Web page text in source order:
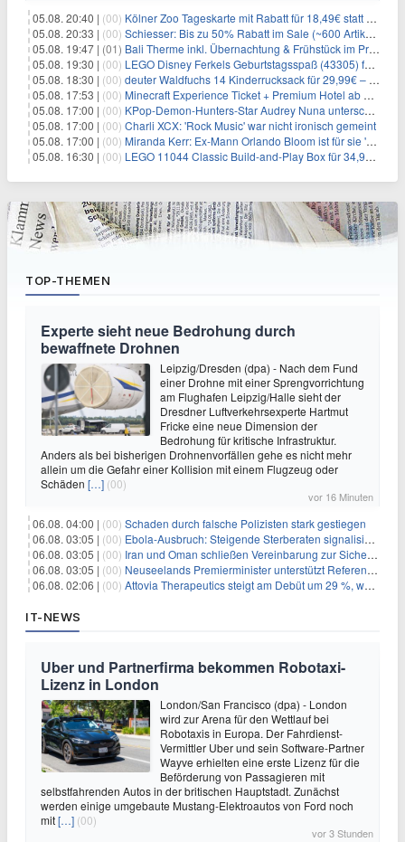
05.08. 20:40 | (00) Kölner Zoo Tageskarte mit Rabatt für 18,49€ statt 29,50€ – einlösbar bis Dezember
05.08. 20:33 | (00) Schiesser: Bis zu 50% Rabatt im Sale (~600 Artikel zur Auswahl)
05.08. 19:47 | (01) Bali Therme inkl. Übernachtung & Frühstück im Premium Hotel (Bad Oeynhausen) ab 89€ p.P.
05.08. 19:30 | (00) LEGO Disney Ferkels Geburtstagsspaß (43305) für 29,10€
05.08. 18:30 | (00) deuter Waldfuchs 14 Kinderrucksack für 29,99€ – Amber-maple
05.08. 17:53 | (00) Minecraft Experience Ticket + Premium Hotel ab 59€ p.P.
05.08. 17:00 | (00) KPop-Demon-Hunters-Star Audrey Nuna unterschreibt bei Republic Records
05.08. 17:00 | (00) Charli XCX: 'Rock Music' war nicht ironisch gemeint
05.08. 17:00 | (00) Miranda Kerr: Ex-Mann Orlando Bloom ist für sie 'wie ein Bruder'
05.08. 16:30 | (00) LEGO 11044 Classic Build-and-Play Box für 34,99€ – 750 Teile
TOP-THEMEN
Experte sieht neue Bedrohung durch
bewaffnete Drohnen
Leipzig/Dresden (dpa) - Nach dem Fund
einer Drohne mit einer Sprengvorrichtung
am Flughafen Leipzig/Halle sieht der
Dresdner Luftverkehrsexperte Hartmut
Fricke eine neue Dimension der
Bedrohung für kritische Infrastruktur.
Anders als bei bisherigen Drohnenvorfällen gehe es nicht mehr
allein um die Gefahr einer Kollision mit einem Flugzeug oder
Schäden […] (00)
vor 16 Minuten
06.08. 04:00 | (00) Schaden durch falsche Polizisten stark gestiegen
06.08. 03:05 | (00) Ebola-Ausbruch: Steigende Sterberaten signalisieren dringenden Bedarf an verbesserter Gesundheitsinfrastruktur
06.08. 03:05 | (00) Iran und Oman schließen Vereinbarung zur Sicherung des Schiffsverkehrs durch die Straße von Hormuz
06.08. 03:05 | (00) Neuseelands Premierminister unterstützt Referendum über das Wahlsystem: Ein Schritt in Richtung verbesserter demokratischer Beteiligung
06.08. 02:06 | (00) Attovia Therapeutics steigt am Debüt um 29 %, was starkes Investorenvertrauen in biotechnologische Innovation signalisiert
IT-NEWS
Uber und Partnerfirma bekommen Robotaxi-
Lizenz in London
London/San Francisco (dpa) - London
wird zur Arena für den Wettlauf bei
Robotaxis in Europa. Der Fahrdienst-
Vermittler Uber und sein Software-Partner
Wayve erhielten eine erste Lizenz für die
Beförderung von Passagieren mit
selbstfahrenden Autos in der britischen Hauptstadt. Zunächst
werden einige umgebaute Mustang-Elektroautos von Ford noch
mit[…] (00)
vor 3 Stunden